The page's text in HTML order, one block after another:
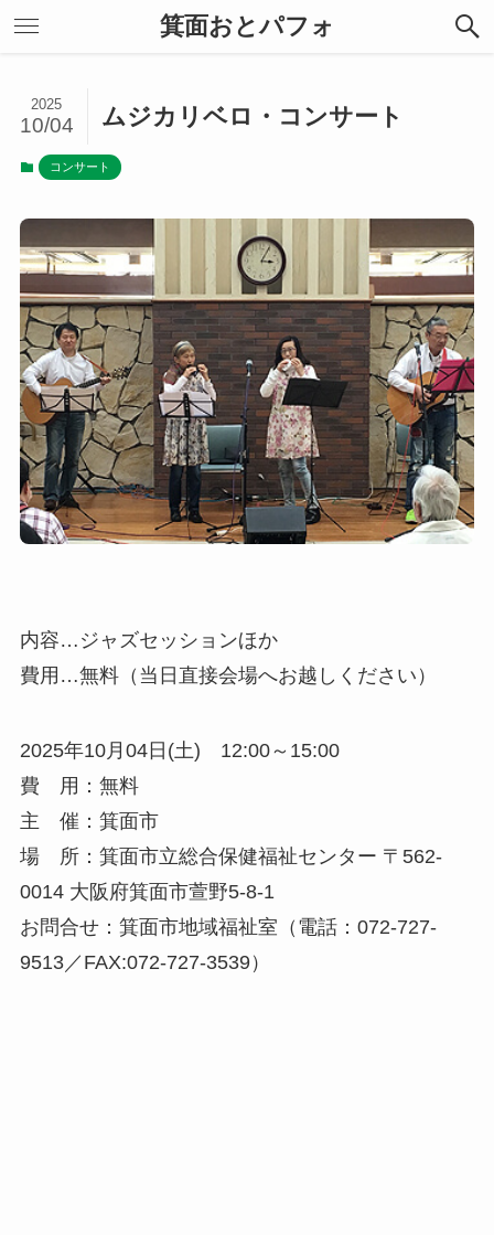
箕面おとパフォ
ムジカリベロ・コンサート
2025
10/04
コンサート
内容…ジャズセッションほか
費用…無料（当日直接会場へお越しください）
2025年10月04日(土) 12:00～15:00
費 用：無料
主 催：箕面市
場 所：箕面市立総合保健福祉センター 〒562-
0014 大阪府箕面市萱野5-8-1
お問合せ：箕面市地域福祉室（電話：072-727-
9513／FAX:072-727-3539）